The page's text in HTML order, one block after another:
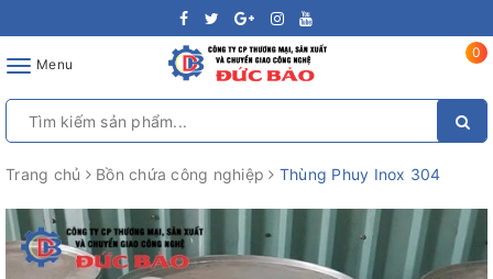
ToggleMenu
0
Trang chủ Bồn chứa công nghiệp Thùng Phuy Inox 304